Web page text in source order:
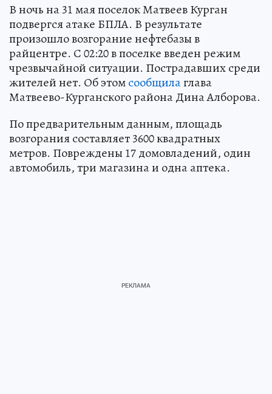
В ночь на 31 мая поселок Матвеев Курган
подвергся атаке БПЛА. В результате
произошло возгорание нефтебазы в
райцентре. С 02:20 в поселке введен режим
чрезвычайной ситуации. Пострадавших среди
жителей нет. Об этомсообщилаглава
Матвеево-Курганского района Дина Алборова.
По предварительным данным, площадь
возгорания составляет 3600 квадратных
метров. Повреждены 17 домовладений, один
автомобиль, три магазина и одна аптека.